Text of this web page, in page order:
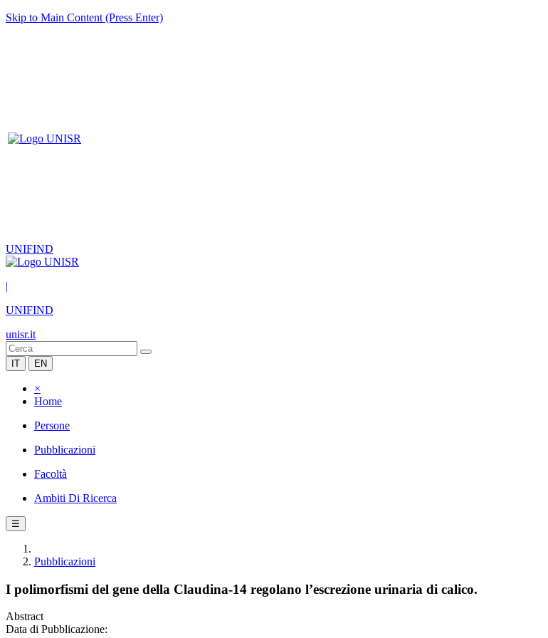
Skip to Main Content (Press Enter)
UNIFIND
|
UNIFIND
unisr.it
IT EN
×
Home
Persone
Pubblicazioni
Facoltà
Ambiti Di Ricerca
☰
Pubblicazioni
I polimorfismi del gene della Claudina-14 regolano l’escrezione urinaria di calico.
Abstract
Data di Pubblicazione: